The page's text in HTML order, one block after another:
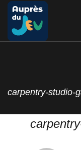
carpentry-studio-